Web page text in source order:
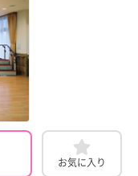
お気に入り